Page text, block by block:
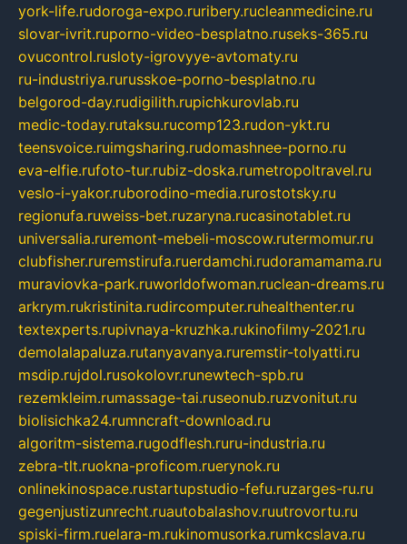
york-life.rudoroga-expo.ruribery.rucleanmedicine.ru
slovar-ivrit.ruporno-video-besplatno.ruseks-365.ru
ovucontrol.rusloty-igrovyye-avtomaty.ru
ru-industriya.rurusskoe-porno-besplatno.ru
belgorod-day.rudigilith.rupichkurovlab.ru
medic-today.rutaksu.rucomp123.rudon-ykt.ru
teensvoice.ruimgsharing.rudomashnee-porno.ru
eva-elfie.rufoto-tur.rubiz-doska.rumetropoltravel.ru
veslo-i-yakor.ruborodino-media.rurostotsky.ru
regionufa.ruweiss-bet.ruzaryna.rucasinotablet.ru
universalia.ruremont-mebeli-moscow.rutermomur.ru
clubfisher.ruremstirufa.ruerdamchi.rudoramamama.ru
muraviovka-park.ruworldofwoman.ruclean-dreams.ru
arkrym.rukristinita.rudircomputer.ruhealthenter.ru
textexperts.rupivnaya-kruzhka.rukinofilmy-2021.ru
demolalapaluza.rutanyavanya.ruremstir-tolyatti.ru
msdip.rujdol.rusokolovr.runewtech-spb.ru
rezemkleim.rumassage-tai.ruseonub.ruzvonitut.ru
biolisichka24.rumncraft-download.ru
algoritm-sistema.rugodflesh.ruru-industria.ru
zebra-tlt.ruokna-proficom.ruerynok.ru
onlinekinospace.rustartupstudio-fefu.ruzarges-ru.ru
gegenjustizunrecht.ruautobalashov.ruutrovortu.ru
spiski-firm.ruelara-m.rukinomusorka.rumkcslava.ru